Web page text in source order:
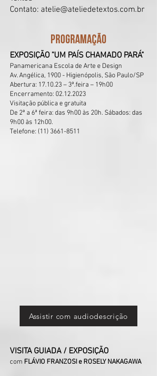
Contato: atelie@ateliedetextos.com.br
PROGRAMAÇÃO
EXPOSIÇÃO "UM PAÍS CHAMADO PARÁ"
Panamericana Escola de Arte e Design
Av. Angélica, 1900 - Higienópolis, São Paulo/SP
Abertura: 17.10.23 – 3ª.feira – 19h00
Encerramento: 02.12.2023
Visitação pública e gratuita
De 2ª a 6ª feira: das 9h00 às 20h. Sábados: das
9h00 às 12h00.
Telefone: (11) 3661-8511
Assistir com audiodescrição
VISITA GUIADA / EXPOSIÇÃO
com FLÁVIO FRANZOSI e ROSELY NAKAGAWA